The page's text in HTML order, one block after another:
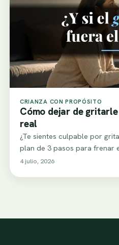
CRIANZA CON PROPÓSITO
Cómo dejar de
real
¿Te sientes culpable por
plan de 3 pasos para frenar
4 julio, 2026